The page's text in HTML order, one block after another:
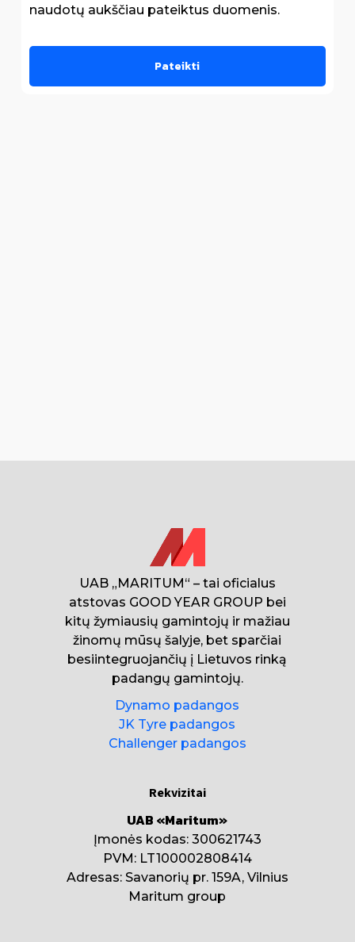
naudotų aukščiau pateiktus duomenis.
UAB „MARITUM“ – tai oficialus
atstovas GOOD YEAR GROUP bei
kitų žymiausių gamintojų ir mažiau
žinomų mūsų šalyje, bet sparčiai
besiintegruojančių į Lietuvos rinką
padangų gamintojų.
Dynamo padangos
JK Tyre padangos
Challenger padangos
Rekvizitai
UAB «Maritum»
Įmonės kodas: 300621743
PVM: LT100002808414
Adresas: Savanorių pr. 159A, Vilnius
Maritum group